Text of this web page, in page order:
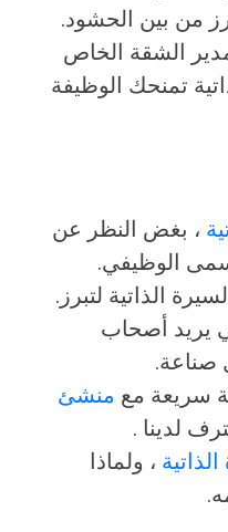
من بين الحشود.
الشقة الخاص
تمنحك الوظيفة
، بغض النظر عن
الوظيفي.
الذاتية لتبرز.
يريد أصحاب
صناعة.
سريعة مع منشئ
لدينا .
، ولماذا